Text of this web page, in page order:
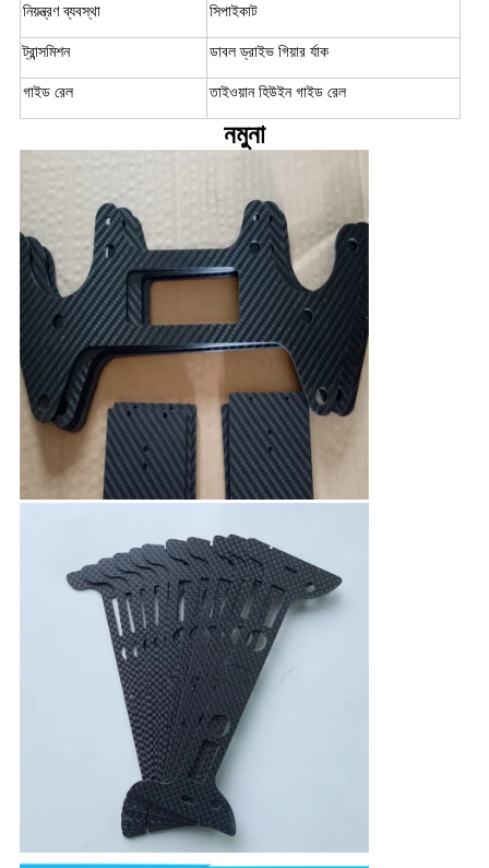
নিয়ন্ত্রণ ব্যবস্থা সিপাইকাট
ট্রান্সমিশন ডাবল ড্রাইভ গিয়ার র্যাক
গাইড রেল তাইওয়ান হিউইন গাইড রেল
নমুনা